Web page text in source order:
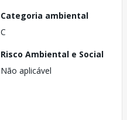
Categoria ambiental
C
Risco Ambiental e Social
Não aplicável